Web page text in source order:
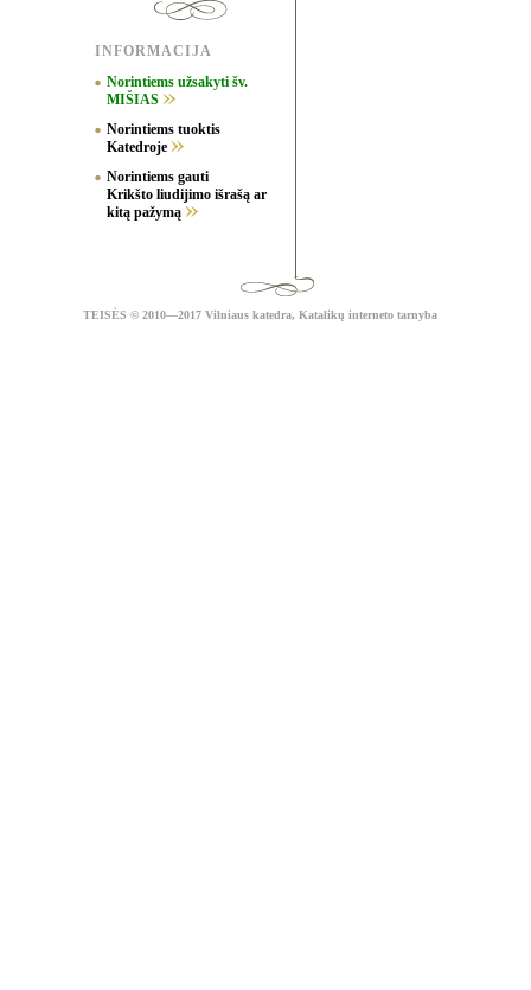
INFORMACIJA
Norintiems užsakyti šv.
MIŠIAS
Norintiems tuoktis
Katedroje
Norintiems gauti
Krikšto liudijimo išrašą ar
kitą pažymą
TEISĖS © 2010—2017 Vilniaus katedra, Katalikų interneto tarnyba